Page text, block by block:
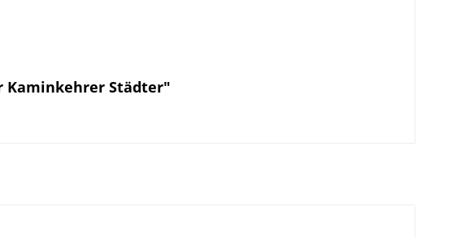
Kaminkehrer Städter"